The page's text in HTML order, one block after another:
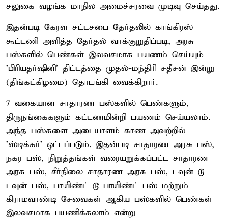
சலுகை வழங்க மாநில அமைச்சரவை முடிவு செய்தது.
இதன்படி கேரள சட்டசபை தேர்தலில் காங்கிரஸ்
கூட்டணி அளித்த தேர்தல் வாக்குறுதிப்படி, அரசு
பஸ்களில் பெண்கள் இலவசமாக பயணம் செய்யும்
'பிரியதர்ஷினி' திட்டத்தை முதல்-மந்திரி சதீசன் இன்று
(திங்கட்கிழமை) தொடங்கி வைக்கிறார்.
7 வகையான சாதாரண பஸ்களில் பெண்களும்,
திருநங்கைகளும் கட்டணமின்றி பயணம் செய்யலாம்.
அந்த பஸ்களை அடையாளம் காண அவற்றில்
'ஸ்டிக்கர்' ஒட்டப்படும். இதன்படி சாதாரண அரசு பஸ்,
நகர பஸ், நிறுத்தங்கள் வரையறுக்கப்பட்ட சாதாரண
அரசு பஸ், சீர்நிலை சாதாரண அரசு பஸ், டவுன் டூ
டவுன் பஸ், பாயிண்ட் டூ பாயிண்ட் பஸ் மற்றும்
கிராமவாண்டி சேவைகள் ஆகிய பஸ்களில் பெண்கள்
இலவசமாக பயணிக்கலாம் என்று